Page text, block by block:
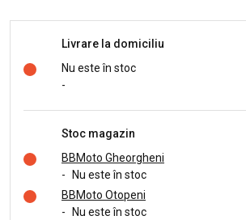
Livrare la domiciliu
Nu este în stoc
-
Stoc magazin
BBMoto Gheorgheni
-
Nu este în stoc
BBMoto Otopeni
-
Nu este în stoc